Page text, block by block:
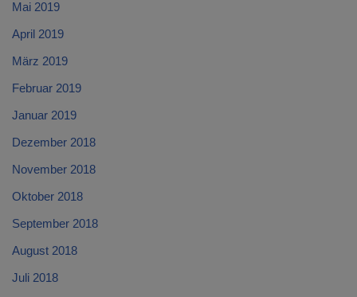
Mai 2019
April 2019
März 2019
Februar 2019
Januar 2019
Dezember 2018
November 2018
Oktober 2018
September 2018
August 2018
Juli 2018